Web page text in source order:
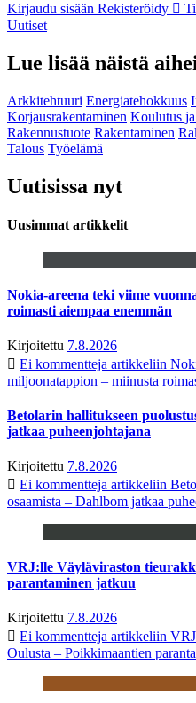
Kirjaudu sisään Rekisteröidy
Uutiset
Lue lisää näistä
Arkkitehtuuri Energiatehokkuus
Korjausrakentaminen Koulutus
Rakennustuote Rakentaminen
Talous Työelämä
Uutisissa nyt
Uusimmat artikkelit
Nokia-areena teki viime
roimasti aiempaa enemmän
Kirjoitettu 7.8.2026
Ei kommentteja artikkeliin
miljoonatappion – miinusta
Betolarin hallitukseen
jatkaa puheenjohtajana
Kirjoitettu 7.8.2026
Ei kommentteja artikkeliin
osaamista – Dahlbom jatkaa
VRJ:lle Väyläviraston
parantaminen jatkuu
Kirjoitettu 7.8.2026
Ei kommentteja artikkeliin
Oulusta – Poikkimaantien